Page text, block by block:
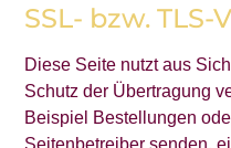
SSL- bzw.
Diese Seite nutzt aus
Schutz der Übertragung
Beispiel Bestellungen
Seitenbetreiber senden,